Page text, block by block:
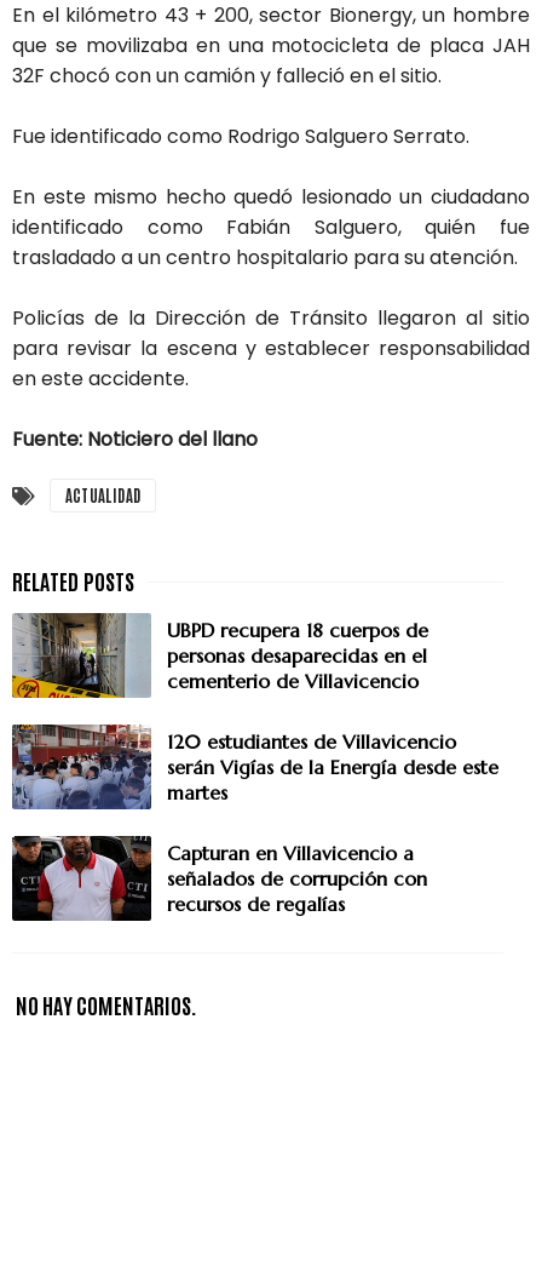
En el kilómetro 43 + 200, sector Bionergy, un hombre
que se movilizaba en una motocicleta de placa JAH
32F chocó con un camión y falleció en el sitio.
Fue identificado como Rodrigo Salguero Serrato.
En este mismo hecho quedó lesionado un ciudadano
identificado como Fabián Salguero, quién fue
trasladado a un centro hospitalario para su atención.
Policías de la Dirección de Tránsito llegaron al sitio
para revisar la escena y establecer responsabilidad
en este accidente.
Fuente: Noticiero del llano
ACTUALIDAD
UBPD recupera 18 cuerpos de
personas desaparecidas en el
cementerio de Villavicencio
120 estudiantes de Villavicencio
serán Vigías de la Energía desde este
martes
Capturan en Villavicencio a
señalados de corrupción con
recursos de regalías
NO HAY COMENTARIOS.